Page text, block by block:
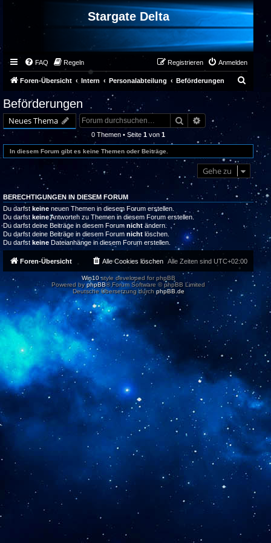
Stargate Delta
FAQ Regeln Anmelden
Registrieren
Foren-Übersicht Intern Personalabteilung Beförderungen
Beförderungen
Neues Thema Suche Erweiterte Suche
0 Themen • Seite 1 von 1
In diesem Forum gibt es keine Themen oder Beiträge.
Gehe zu
BERECHTIGUNGEN IN DIESEM FORUM
Du darfst keine neuen Themen in diesem Forum erstellen.
Du darfst keineAntworten zu Themen in diesem Forum erstellen.
Du darfst deine Beiträge in diesem Forum nicht ändern.
Du darfst deine Beiträge in diesem Forum nicht löschen.
Du darfst keine Dateianhänge in diesem Forum erstellen.
Foren-Übersicht Alle Zeiten sind UTC+02:00
Alle Cookies löschen
Win10style developed for phpBB
Powered byphpBB® Forum Software © phpBB Limited
Deutsche Übersetzung durch phpBB.de